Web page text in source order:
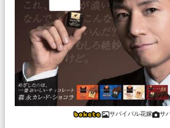
サバイバル花嫁 サ